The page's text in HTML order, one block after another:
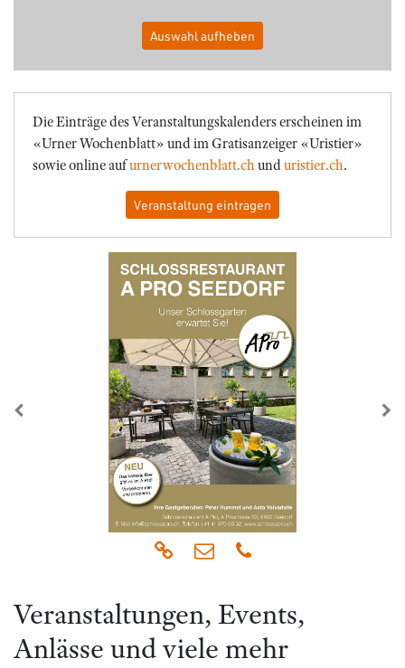
Auswahl aufheben
Die Einträge des Veranstaltungskalenders erscheinen im
«Urner Wochenblatt» und im Gratisanzeiger «Uristier»
sowie online aufurnerwochenblatt.ch unduristier.ch.
Veranstaltung eintragen
zurück
Veranstaltungen, Events,
Anlässe und viele mehr